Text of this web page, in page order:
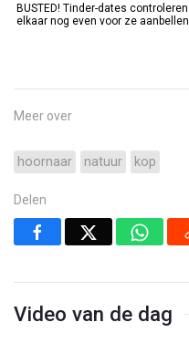
BUSTED! Tinder-dates controleren
elkaar nog even voor ze aanbellen
Meer over
hoornaar natuur kop
Delen
Video van de dag